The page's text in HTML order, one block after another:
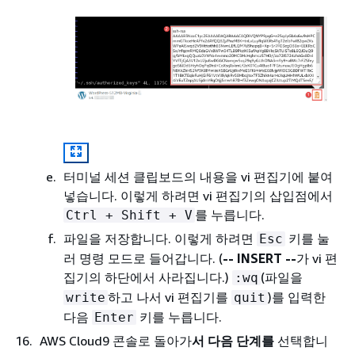
터미널 세션 클립보드의 내용을 vi 편집기에 붙여
넣습니다. 이렇게 하려면 vi 편집기의 삽입점에서
Ctrl + Shift + V 를 누릅니다.
파일을 저장합니다. 이렇게 하려면 Esc 키를 눌
러 명령 모드로 들어갑니다. (-- INSERT --가 vi 편
집기의 하단에서 사라집니다.) :wq (파일을
write 하고 나서 vi 편집기를 quit )를 입력한
다음 Enter 키를 누릅니다.
AWS Cloud9 콘솔로 돌아가서 다음 단계를 선택합니